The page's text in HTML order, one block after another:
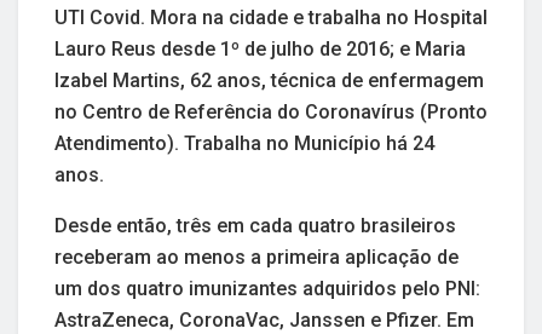
UTI Covid. Mora na cidade e trabalha no Hospital
Lauro Reus desde 1º de julho de 2016; e Maria
Izabel Martins, 62 anos, técnica de enfermagem
no Centro de Referência do Coronavírus (Pronto
Atendimento). Trabalha no Município há 24
anos.
Desde então, três em cada quatro brasileiros
receberam ao menos a primeira aplicação de
um dos quatro imunizantes adquiridos pelo PNI:
AstraZeneca, CoronaVac, Janssen e Pfizer. Em